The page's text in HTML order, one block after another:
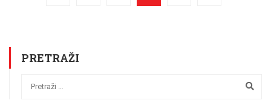
PRETRAŽI